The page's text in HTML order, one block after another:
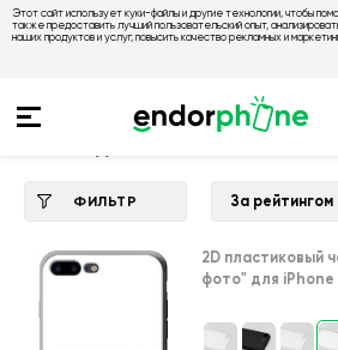
Этот сайт использует куки-файлы и другие технологии, чтобы
также предоставить лучший пользовательский опыт,
наших продуктов и услуг, повысить качество рекламных и
💙 Чехлы на Apple
ФИЛЬТР За рейтингом
2D пластиковый
фото" для iPhone